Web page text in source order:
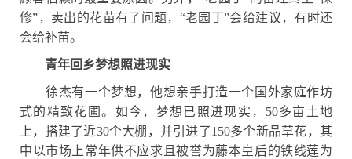
修”，卖出的花苗有了问题，“老园丁”会给建议，有时还
会给补苗。
青年回乡梦想照进现实
徐杰有一个梦想，他想亲手打造一个国外家庭作坊
式的精致花圃。如今，梦想已照进现实， 50多亩土地
上，搭建了近30个大棚，并引进了150多个新品草花，其
中以市场上常年供不应求且被誉为藤本皇后的铁线莲为